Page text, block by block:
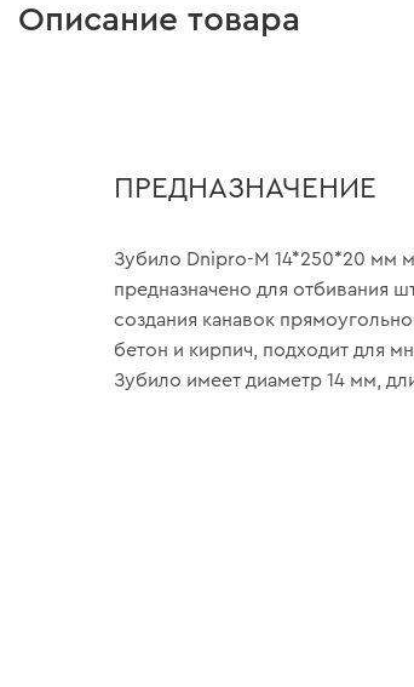
Описание товара
ПРЕДНАЗНАЧЕНИЕ
Зубило Dnipro-M 14*250*20 мм
предназначено для отбивания
создания канавок
бетон и кирпич, подходит для
Зубило имеет диаметр 14 мм,